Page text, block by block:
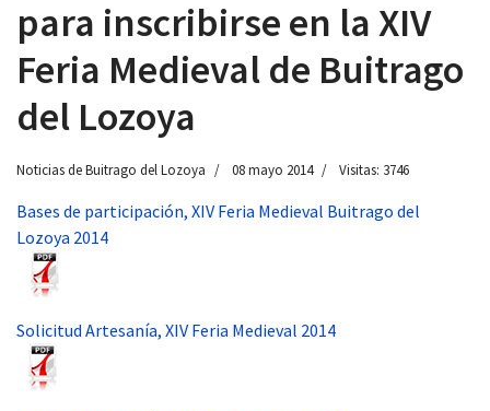
para inscribirse en la XIV
Feria Medieval de Buitrago
del Lozoya
Noticias de Buitrago del Lozoya 08 mayo 2014 Visitas: 3746
Bases de participación, XIV Feria Medieval Buitrago del
Lozoya 2014
Solicitud Artesanía, XIV Feria Medieval 2014